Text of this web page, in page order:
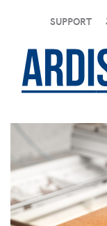
SUPPORT